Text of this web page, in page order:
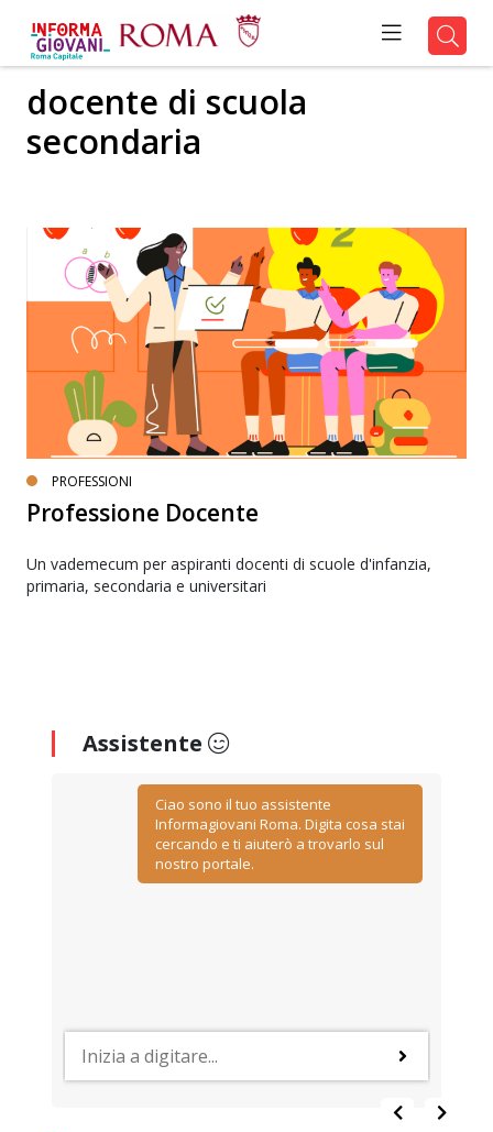
docente di scuola
secondaria
PROFESSIONI
Professione Docente
Un vademecum per aspiranti docenti di scuole d'infanzia,
primaria, secondaria e universitari
Assistente
Ciao sono il tuo assistente
Informagiovani Roma. Digita cosa stai
cercando e ti aiuterò a trovarlo sul
nostro portale.